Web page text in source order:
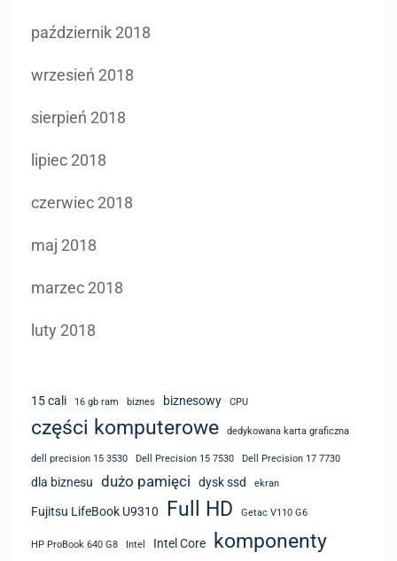
październik 2018
wrzesień 2018
sierpień 2018
lipiec 2018
czerwiec 2018
maj 2018
marzec 2018
luty 2018
15 cali 16 gb ram biznes biznesowy CPU
części komputerowe dedykowana karta graficzna
dell precision 15 3530 Dell Precision 15 7530 Dell Precision 17 7730
dla biznesu dużo pamięci dysk ssd ekran
Fujitsu LifeBook U9310 Full HD Getac V110 G6
HP ProBook 640 G8 Intel Intel Core komponenty